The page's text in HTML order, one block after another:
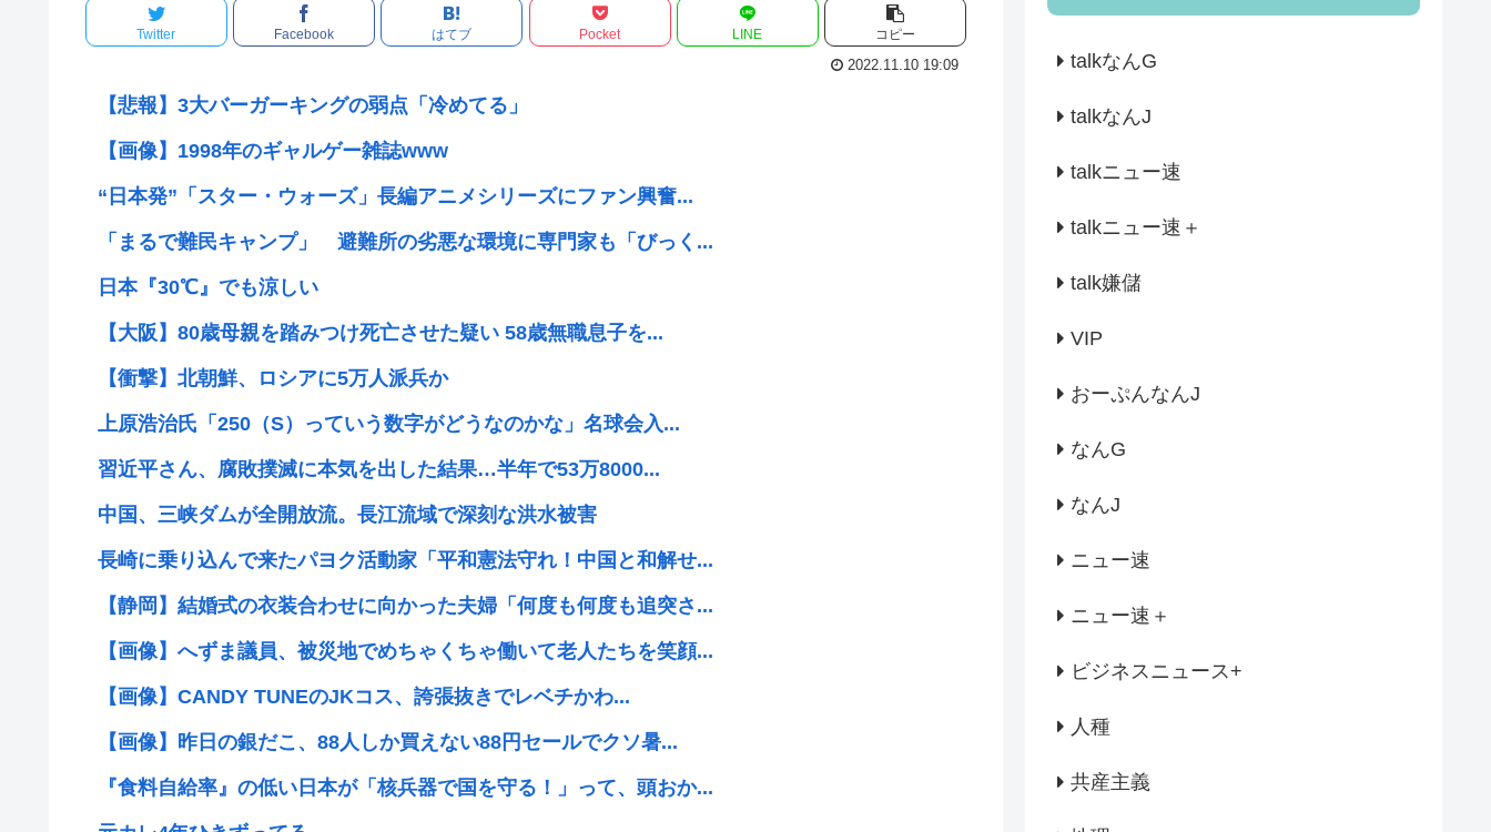
Twitter Facebook はてブ Pocket LINE コピー
2022.11.10 19:09
【悲報】3大バーガーキングの弱点「冷めてる」
【画像】1998年のギャルゲー雑誌www
“日本発”「スター・ウォーズ」長編アニメシリーズにファン興奮...
「まるで難民キャンプ」 避難所の劣悪な環境に専門家も「びっく...
日本『30℃』でも涼しい
【大阪】80歳母親を踏みつけ死亡させた疑い 58歳無職息子を...
【衝撃】北朝鮮、ロシアに5万人派兵か
上原浩治氏「250（S）っていう数字がどうなのかな」名球会入...
習近平さん、腐敗撲滅に本気を出した結果…半年で53万8000...
中国、三峡ダムが全開放流。長江流域で深刻な洪水被害
長崎に乗り込んで来たパヨク活動家「平和憲法守れ！中国と和解せ...
【静岡】結婚式の衣装合わせに向かった夫婦「何度も何度も追突さ...
【画像】へずま議員、被災地でめちゃくちゃ働いて老人たちを笑顔...
【画像】CANDY TUNEのJKコス、誇張抜きでレベチかわ...
【画像】昨日の銀だこ、88人しか買えない88円セールでクソ暑...
『食料自給率』の低い日本が「核兵器で国を守る！」って、頭おか...
talkなんG
talkなんJ
talkニュー速
talkニュー速＋
talk嫌儲
VIP
おーぷんなんJ
なんG
なんJ
ニュー速
ニュー速＋
ビジネスニュース+
人種
共産主義